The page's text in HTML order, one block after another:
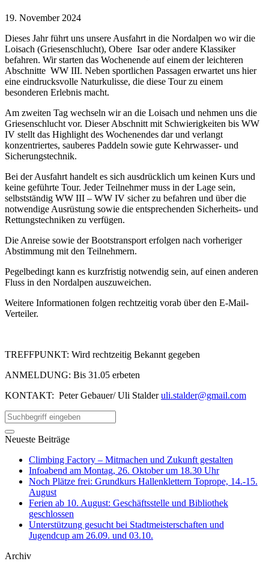
19. November 2024
Dieses Jahr führt uns unsere Ausfahrt in die Nordalpen wo wir die
Loisach (Griesenschlucht), Obere Isar oder andere Klassiker
befahren. Wir starten das Wochenende auf einem der leichteren
Abschnitte WW III. Neben sportlichen Passagen erwartet uns hier
eine eindrucksvolle Naturkulisse, die diese Tour zu einem
besonderen Erlebnis macht.
Am zweiten Tag wechseln wir an die Loisach und nehmen uns die
Griesenschlucht vor. Dieser Abschnitt mit Schwierigkeiten bis WW
IV stellt das Highlight des Wochenendes dar und verlangt
konzentriertes, sauberes Paddeln sowie gute Kehrwasser- und
Sicherungstechnik.
Bei der Ausfahrt handelt es sich ausdrücklich um keinen Kurs und
keine geführte Tour. Jeder Teilnehmer muss in der Lage sein,
selbstständig WW III – WW IV sicher zu befahren und über die
notwendige Ausrüstung sowie die entsprechenden Sicherheits- und
Rettungstechniken zu verfügen.
Die Anreise sowie der Bootstransport erfolgen nach vorheriger
Abstimmung mit den Teilnehmern.
Pegelbedingt kann es kurzfristig notwendig sein, auf einen anderen
Fluss in den Nordalpen auszuweichen.
Weitere Informationen folgen rechtzeitig vorab über den E-Mail-
Verteiler.
TREFFPUNKT: Wird rechtzeitig Bekannt gegeben
ANMELDUNG: Bis 31.05 erbeten
KONTAKT: Peter Gebauer/ Uli Stalderuli.stalder@gmail.com
Neueste Beiträge
Climbing Factory – Mitmachen und Zukunft gestalten
Infoabend am Montag, 26. Oktober um 18.30 Uhr
Noch Plätze frei: Grundkurs Hallenklettern Toprope, 14.-15.
August
Ferien ab 10. August: Geschäftsstelle und Bibliothek
geschlossen
Unterstützung gesucht bei Stadtmeisterschaften und
Jugendcup am 26.09. und 03.10.
Archiv